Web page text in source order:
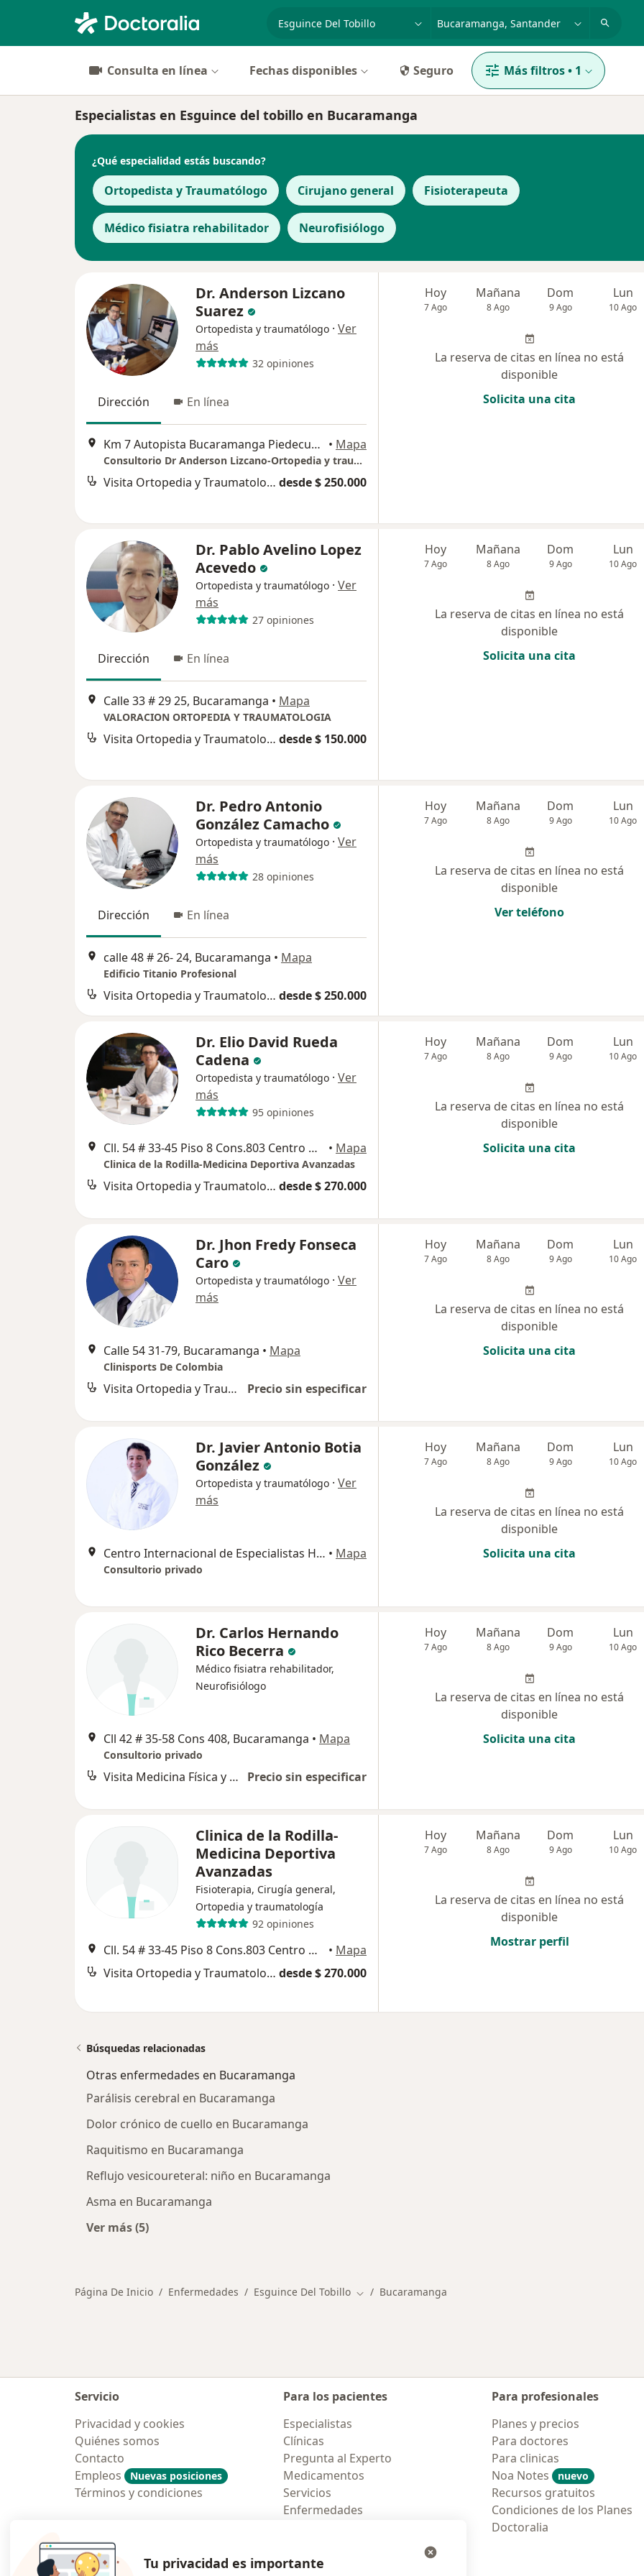
Consulta en línea Fechas disponibles Seguro Más filtros• 1
Especialistas en Esguince del tobillo en Bucaramanga
¿Qué especialidad estás buscando?
Ortopedista y Traumatólogo Cirujano general Fisioterapeuta
Médico fisiatra rehabilitador Neurofisiólogo
Dr. Anderson Lizcano
Suarez
Ortopedista y traumatólogo · Ver
más
32 opiniones
Dirección En línea
Km 7 Autopista Bucaramanga Piedecuesta consultorio 711 Norte, Bucaramanga • Mapa
Consultorio Dr Anderson Lizcano-Ortopedia y traumatología (Ortopedia Oncológica)
Visita Ortopedia y Traumatología desde $ 250.000
Hoy
7 Ago
Mañana
8 Ago
Dom
9 Ago
Lun
10 Ago
La reserva de citas en línea no está
disponible
Solicita una cita
Dr. Pablo Avelino Lopez
Acevedo
Ortopedista y traumatólogo · Ver
más
27 opiniones
Dirección En línea
Calle 33 # 29 25, Bucaramanga • Mapa
VALORACION ORTOPEDIA Y TRAUMATOLOGIA
Visita Ortopedia y Traumatología desde $ 150.000
Hoy
7 Ago
Mañana
8 Ago
Dom
9 Ago
Lun
10 Ago
La reserva de citas en línea no está
disponible
Solicita una cita
Dr. Pedro Antonio
González Camacho
Ortopedista y traumatólogo · Ver
más
28 opiniones
Dirección En línea
calle 48 # 26- 24, Bucaramanga • Mapa
Edificio Titanio Profesional
Visita Ortopedia y Traumatología desde $ 250.000
Hoy
7 Ago
Mañana
8 Ago
Dom
9 Ago
Lun
10 Ago
La reserva de citas en línea no está
disponible
Ver teléfono
Dr. Elio David Rueda
Cadena
Ortopedista y traumatólogo · Ver
más
95 opiniones
Cll. 54 # 33-45 Piso 8 Cons.803 Centro Medico Clinica Bucaramanga, Bucaramanga • Mapa
Clinica de la Rodilla-Medicina Deportiva Avanzadas
Visita Ortopedia y Traumatología desde $ 270.000
Hoy
7 Ago
Mañana
8 Ago
Dom
9 Ago
Lun
10 Ago
La reserva de citas en línea no está
disponible
Solicita una cita
Dr. Jhon Fredy Fonseca
Caro
Ortopedista y traumatólogo · Ver
más
Calle 54 31-79, Bucaramanga • Mapa
Clinisports De Colombia
Visita Ortopedia y Traumatología Precio sin especificar
Hoy
7 Ago
Mañana
8 Ago
Dom
9 Ago
Lun
10 Ago
La reserva de citas en línea no está
disponible
Solicita una cita
Dr. Javier Antonio Botia
González
Ortopedista y traumatólogo · Ver
más
Centro Internacional de Especialistas HIC Consultorio 817N, Bucaramanga • Mapa
Consultorio privado
Hoy
7 Ago
Mañana
8 Ago
Dom
9 Ago
Lun
10 Ago
La reserva de citas en línea no está
disponible
Solicita una cita
Dr. Carlos Hernando
Rico Becerra
Médico fisiatra rehabilitador,
Neurofisiólogo
Cll 42 # 35-58 Cons 408, Bucaramanga • Mapa
Consultorio privado
Visita Medicina Física y Rehabilitación Precio sin especificar
Hoy
7 Ago
Mañana
8 Ago
Dom
9 Ago
Lun
10 Ago
La reserva de citas en línea no está
disponible
Solicita una cita
Clinica de la Rodilla-
Medicina Deportiva
Avanzadas
Fisioterapia, Cirugía general,
Ortopedia y traumatología
92 opiniones
Cll. 54 # 33-45 Piso 8 Cons.803 Centro Medico Clinica Bucaramanga, Bucaramanga • Mapa
Visita Ortopedia y Traumatología desde $ 270.000
Hoy
7 Ago
Mañana
8 Ago
Dom
9 Ago
Lun
10 Ago
La reserva de citas en línea no está
disponible
Mostrar perfil
Búsquedas relacionadas
Otras enfermedades en Bucaramanga
Parálisis cerebral en Bucaramanga
Dolor crónico de cuello en Bucaramanga
Raquitismo en Bucaramanga
Reflujo vesicoureteral: niño en Bucaramanga
Asma en Bucaramanga
Ver más (5)
Página De Inicio Enfermedades Esguince Del Tobillo Cambiar de ciudad
Bucaramanga
Servicio
Privacidad y cookies
Quiénes somos
Contacto
Empleos
Nuevas posiciones
Términos y condiciones
Para los pacientes
Especialistas
Clínicas
Pregunta al Experto
Medicamentos
Servicios
Enfermedades
Para profesionales
Planes y precios
Para doctores
Para clinicas
Noa Notes
nuevo
Recursos gratuitos
Condiciones de los Planes
Doctoralia
Tu privacidad es importante